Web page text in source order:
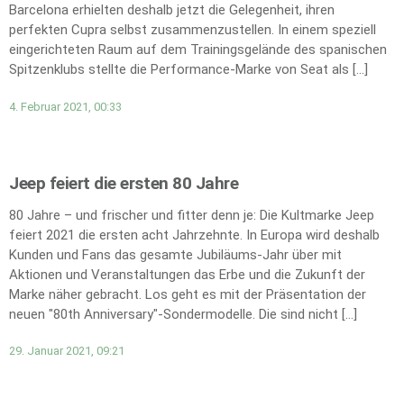
Barcelona erhielten deshalb jetzt die Gelegenheit, ihren
perfekten Cupra selbst zusammenzustellen. In einem speziell
eingerichteten Raum auf dem Trainingsgelände des spanischen
Spitzenklubs stellte die Performance-Marke von Seat als […]
4. Februar 2021, 00:33
Jeep feiert die ersten 80 Jahre
80 Jahre – und frischer und fitter denn je: Die Kultmarke Jeep
feiert 2021 die ersten acht Jahrzehnte. In Europa wird deshalb
Kunden und Fans das gesamte Jubiläums-Jahr über mit
Aktionen und Veranstaltungen das Erbe und die Zukunft der
Marke näher gebracht. Los geht es mit der Präsentation der
neuen "80th Anniversary"-Sondermodelle. Die sind nicht […]
29. Januar 2021, 09:21